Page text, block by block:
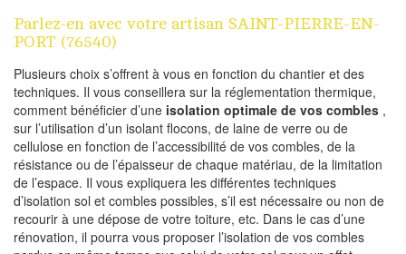
Parlez-en avec votre artisan SAINT-PIERRE-EN-
PORT (76540)
Plusieurs choix s’offrent à vous en fonction du chantier et des
techniques. Il vous conseillera sur la réglementation thermique,
comment bénéficier d’une isolation optimale de vos combles ,
sur l’utilisation d’un isolant flocons, de laine de verre ou de
cellulose en fonction de l’accessibilité de vos combles, de la
résistance ou de l’épaisseur de chaque matériau, de la limitation
de l’espace. Il vous expliquera les différentes techniques
d’isolation sol et combles possibles, s’il est nécessaire ou non de
recourir à une dépose de votre toiture, etc. Dans le cas d’une
rénovation, il pourra vous proposer l’isolation de vos combles